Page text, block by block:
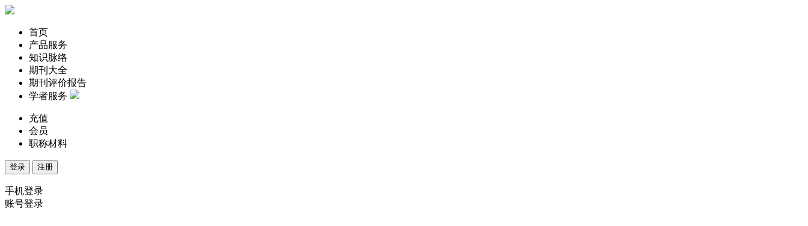
首页
产品服务
知识脉络
期刊大全
期刊评价报告
学者服务
充值
会员
职称材料
登录 注册
手机登录
账号登录